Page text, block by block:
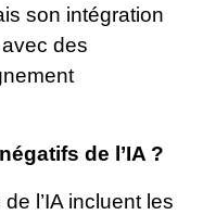
son intégration
des
de l’IA ?
l’IA incluent les